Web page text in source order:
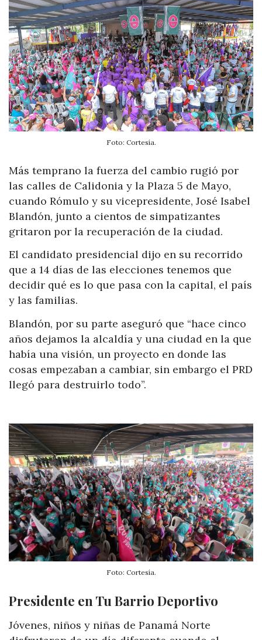
Foto: Cortesía.
Más temprano la fuerza del cambio rugió por
las calles de Calidonia y la Plaza 5 de Mayo,
cuando Rómulo y su vicepresidente, José Isabel
Blandón, junto a cientos de simpatizantes
gritaron por la recuperación de la ciudad.
El candidato presidencial dijo en su recorrido
que a 14 días de las elecciones tenemos que
decidir qué es lo que pasa con la capital, el país
y las familias.
Blandón, por su parte aseguró que “hace cinco
años dejamos la alcaldía y una ciudad en la que
había una visión, un proyecto en donde las
cosas empezaban a cambiar, sin embargo el PRD
llegó para destruirlo todo”.
Foto: Cortesía.
Presidente en Tu Barrio Deportivo
Jóvenes, niños y niñas de Panamá Norte